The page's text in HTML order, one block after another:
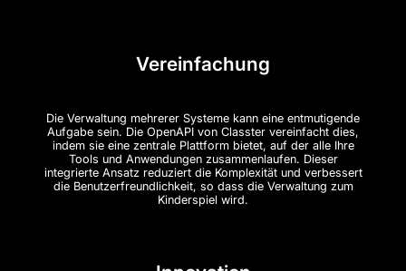
Vereinfachung
Die Verwaltung mehrerer Systeme kann eine entmutigende
Aufgabe sein. Die OpenAPI von Classter vereinfacht dies,
indem sie eine zentrale Plattform bietet, auf der alle Ihre
Tools und Anwendungen zusammenlaufen. Dieser
integrierte Ansatz reduziert die Komplexität und verbessert
die Benutzerfreundlichkeit, so dass die Verwaltung zum
Kinderspiel wird.